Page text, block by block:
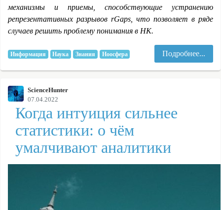
механизмы и приемы, способствующие устранению
репрезентативных разрывов rGaps, что позволяет в ряде
случаев решить проблему понимания в НК.
Информация Наука Знания Ноосфера Подробнее...
ScienceHunter
07.04.2022
Когда интуиция сильнее
статистики: о чём
умалчивают аналитики